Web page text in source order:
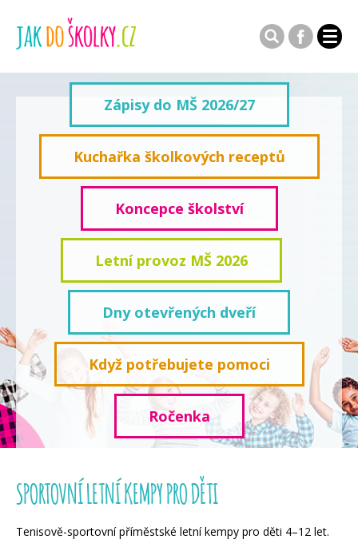
Zápisy do MŠ 2026/27
Kuchařka školkových receptů
Koncepce školství
Letní provoz MŠ 2026
Dny otevřených dveří
Když potřebujete pomoci
Ročenka
SPORTOVNÍ LETNÍ KEMPY PRO DĚTI
Tenisově-sportovní příměstské letní kempy pro děti 4–12 let.